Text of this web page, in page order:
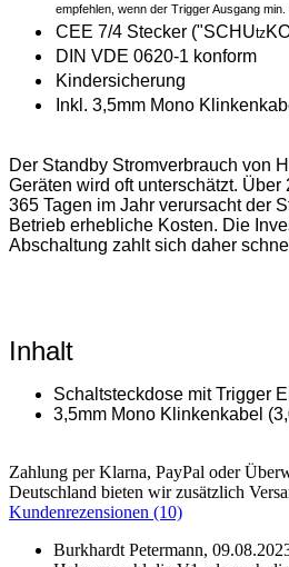
empfehlen, wenn der Trigger Ausgang min.
CEE 7/4 Stecker ("SCHUtz
DIN VDE 0620-1 konform
Kindersicherung
Inkl. 3,5mm Mono
Der Standby Stromverbrauch von
Geräten wird oft unterschätzt. Über
365 Tagen im Jahr verursacht der
Betrieb erhebliche Kosten. Die
Abschaltung zahlt sich daher
Inhalt
Schaltsteckdose mit Trigger
3,5mm Mono Klinkenkabel
Zahlung per Klarna, PayPal oder
Deutschland bieten wir zusätzlich
Kundenrezensionen (10)
Burkhardt Petermann,